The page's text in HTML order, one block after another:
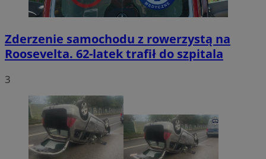
Zderzenie samochodu z rowerzystą na
Roosevelta. 62-latek trafił do szpitala
3